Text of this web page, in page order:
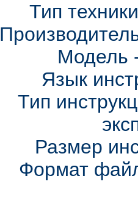
Тип
Модель
Язык
Тип
Размер
Формат